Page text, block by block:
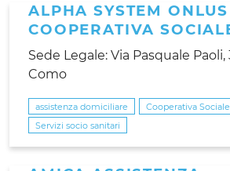
ALPHA SYSTEM ONLUS
COOPERATIVA
Sede Legale: Via Pasquale Paoli,
Como
assistenza domiciliare
Cooperativa
Servizi socio sanitari